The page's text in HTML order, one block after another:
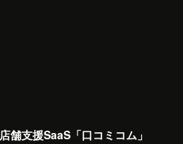
舗支援SaaS「口コミコム」